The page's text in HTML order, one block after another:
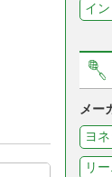
イ
メー
ヨ
リ